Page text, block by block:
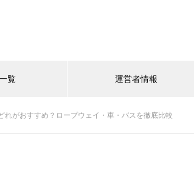
覧 運営者情報
れがおすすめ？ロープウェイ・車・バスを徹底比較